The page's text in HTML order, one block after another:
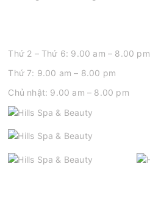
Thứ 2 – Thứ 6: 9.00 am – 8.00 pm
Thứ 7: 9.00 am – 8.00 pm
Chủ nhật: 9.00 am – 8.00 pm